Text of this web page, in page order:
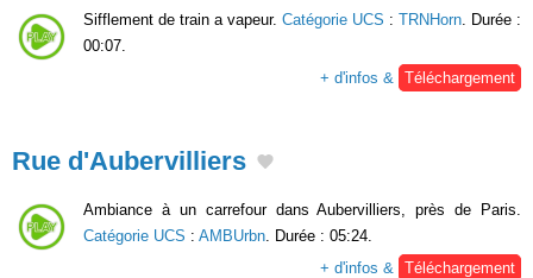
Sifflement de train a vapeur. Catégorie UCS : TRNHorn. Durée :
00:07.
+ d'infos & Téléchargement
Rue d'Aubervilliers
Ambiance à un carrefour dans Aubervilliers, près de Paris.
Catégorie UCS : AMBUrbn . Durée : 05:24.
+ d'infos &
Téléchargement